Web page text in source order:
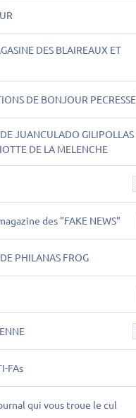
DES BLAIREAUX ET
DE BONJOUR PECRESSE
JUANCULADO GILIPOLLAS
DE LA MELENCHE
des "FAKE NEWS"
PHILANAS FROG
FAs
qui vous troue le cul